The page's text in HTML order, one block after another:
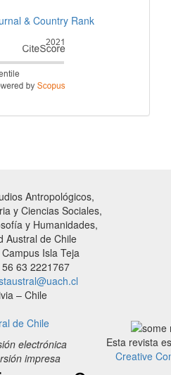
Antropológicos,
y Ciencias Sociales,
y Humanidades,
Austral de Chile
Isla Teja
63 2221767
– Chile
de Chile
electrónica
impresa
Esta revista
Creative